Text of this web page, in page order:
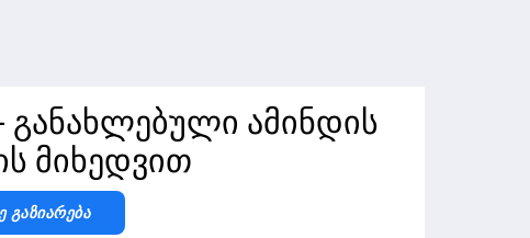
განახლებული ამინდის
მიხედვით
Გაზიარება